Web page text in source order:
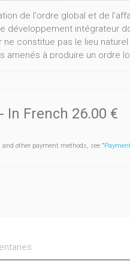
de l'ordre global et de
développement intégrateur
ne constitue pas le lieu
amenés à produire un ordre
savoir être au sein d’une
locale, en tant
condition de possibilité
- In French 26.00 €
other payment methods, see "